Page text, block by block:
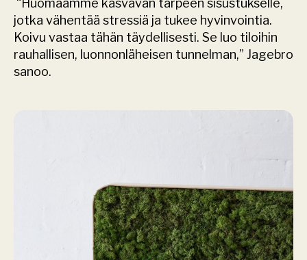
jotka vähentää stressiä ja tukee hyvinvointia.
Koivu vastaa tähän täydellisesti. Se luo tiloihin
rauhallisen, luonnonläheisen tunnelman,” Jagebro
sanoo.